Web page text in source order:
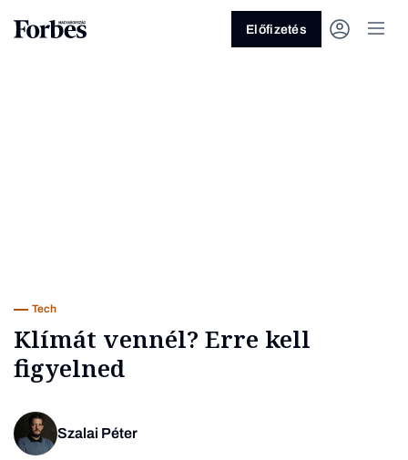
Előfizetés
Tech
Klímát vennél? Erre kell
figyelned
Szalai Péter